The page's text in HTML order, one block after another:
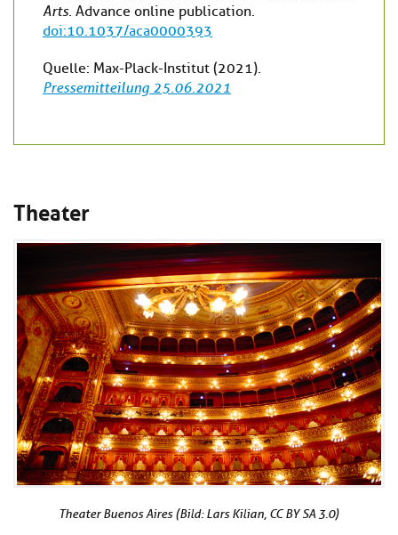
Arts. Advance online publication.
doi:10.1037/aca0000393
Quelle: Max-Plack-Institut (2021).
Pressemitteilung 25.06.2021
Theater
Theater Buenos Aires (Bild: Lars Kilian, CC BY SA 3.0)